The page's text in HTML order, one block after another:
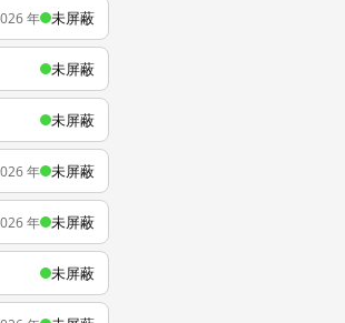
年 未屏蔽
未屏蔽
未屏蔽
年 未屏蔽
年 未屏蔽
未屏蔽